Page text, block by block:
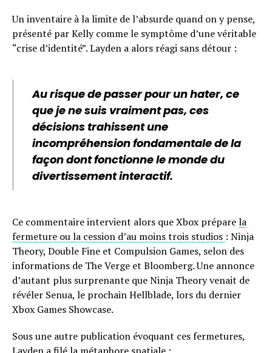
Un inventaire à la limite de l’absurde quand on y pense,
présenté par Kelly comme le symptôme d’une véritable
“crise d’identité”. Layden a alors réagi sans détour :
Au risque de passer pour un hater, ce
que je ne suis vraiment pas, ces
décisions trahissent une
incompréhension fondamentale de la
façon dont fonctionne le monde du
divertissement interactif.
Ce commentaire intervient alors que Xbox préparela
fermeture ou la cession d’au moins trois studios : Ninja
Theory, Double Fine et Compulsion Games, selon des
informations de The Verge et Bloomberg. Une annonce
d’autant plus surprenante que Ninja Theory venait de
révéler Senua, le prochain Hellblade, lors du dernier
Xbox Games Showcase.
Sous une autre publication évoquant ces fermetures,